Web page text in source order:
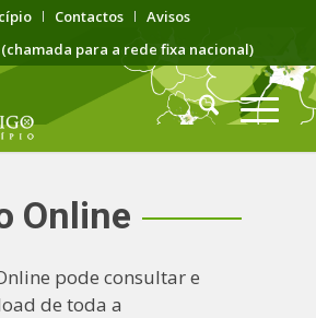
Contactos
Avisos
(chamada para a rede fixa nacional)
Online
pode consultar e
de toda a